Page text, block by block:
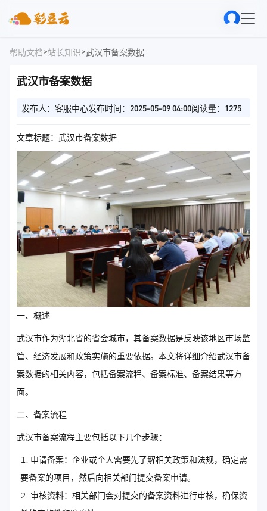
帮助文档>站长知识>武汉市备案数据
武汉市备案数据
发布人：客服中心发布时间：2025-05-09 04:00阅读量：1275
文章标题：武汉市备案数据
一、概述
武汉市作为湖北省的省会城市，其备案数据是反映该地区市场监
管、经济发展和政策实施的重要依据。本文将详细介绍武汉市备
案数据的相关内容，包括备案流程、备案标准、备案结果等方
面。
二、备案流程
武汉市备案流程主要包括以下几个步骤：
申请备案：企业或个人需要先了解相关政策和法规，确定需
要备案的项目，然后向相关部门提交备案申请。
审核资料：相关部门会对提交的备案资料进行审核，确保资